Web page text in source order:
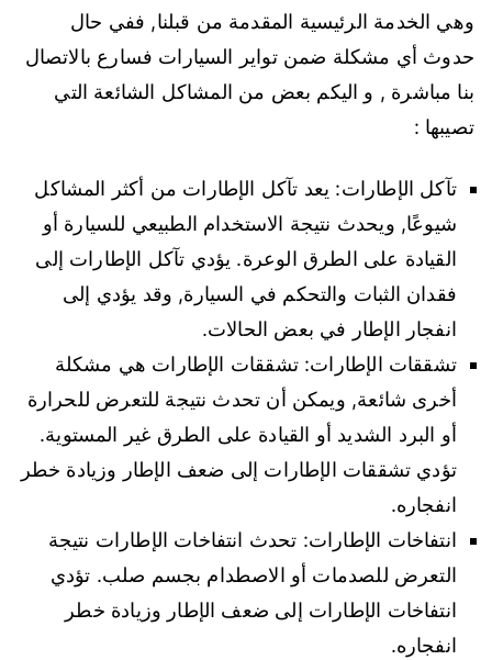
وهي الخدمة الرئيسية المقدمة من قبلنا, ففي حال
حدوث أي مشكلة ضمن تواير السيارات فسارع بالاتصال
بنا مباشرة , و اليكم بعض من المشاكل الشائعة التي
تصيبها :
تآكل الإطارات: يعد تآكل الإطارات من أكثر المشاكل
شيوعًا, ويحدث نتيجة الاستخدام الطبيعي للسيارة أو
القيادة على الطرق الوعرة. يؤدي تآكل الإطارات إلى
فقدان الثبات والتحكم في السيارة, وقد يؤدي إلى
انفجار الإطار في بعض الحالات.
تشققات الإطارات: تشققات الإطارات هي مشكلة
أخرى شائعة, ويمكن أن تحدث نتيجة للتعرض للحرارة
أو البرد الشديد أو القيادة على الطرق غير المستوية.
تؤدي تشققات الإطارات إلى ضعف الإطار وزيادة خطر
انفجاره.
انتفاخات الإطارات: تحدث انتفاخات الإطارات نتيجة
التعرض للصدمات أو الاصطدام بجسم صلب. تؤدي
انتفاخات الإطارات إلى ضعف الإطار وزيادة خطر
انفجاره.